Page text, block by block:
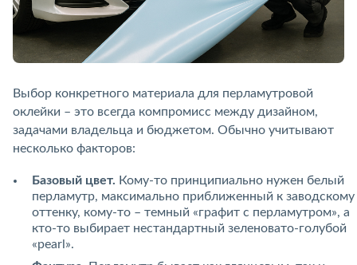
Выбор конкретного материала для перламутровой
оклейки – это всегда компромисс между дизайном,
задачами владельца и бюджетом. Обычно учитывают
несколько факторов:
Базовый цвет. Кому-то принципиально нужен белый
перламутр, максимально приближенный к заводскому
оттенку, кому-то – темный «графит с перламутром», а
кто-то выбирает нестандартный зеленовато-голубой
«pearl».